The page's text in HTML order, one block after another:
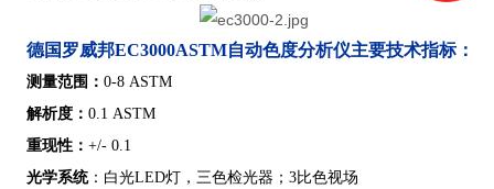
德国罗威邦EC3000ASTM自动色度分析仪主要技术指标：
测量范围： 0-8 ASTM
解析度： 0.1 ASTM
重现性： +/- 0.1
光学系统： 白光LED灯，三色检光器； 3比色视场